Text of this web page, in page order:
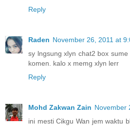
Reply
Raden November 26, 2011 at
sy lngsung xlyn chat2 box
komen. kalo x memg xlyn lerr
Reply
Mohd Zakwan Zain November
ini mesti Cikgu Wan jem waktu